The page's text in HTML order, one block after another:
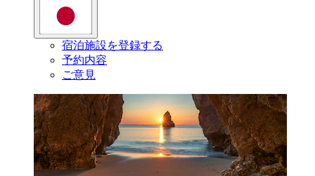
宿泊施設を登録する
予約内容
ご意見